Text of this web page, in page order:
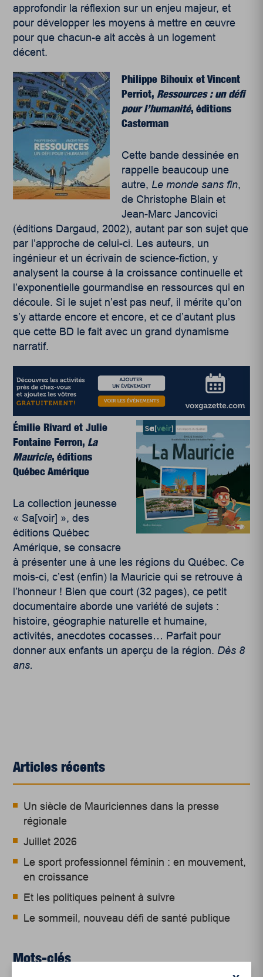
approfondir la réflexion sur un enjeu majeur, et
pour développer les moyens à mettre en œuvre
pour que chacun-e ait accès à un logement
décent.
Philippe Bihouix et Vincent
Perriot, Ressources : un défi
pour l’humanité, éditions
Casterman
Cette bande dessinée en
rappelle beaucoup une
autre, Le monde sans fin,
de Christophe Blain et
Jean-Marc Jancovici
(éditions Dargaud, 2002), autant par son sujet que
par l’approche de celui-ci. Les auteurs, un
ingénieur et un écrivain de science-fiction, y
analysent la course à la croissance continuelle et
l’exponentielle gourmandise en ressources qui en
découle. Si le sujet n’est pas neuf, il mérite qu’on
s’y attarde encore et encore, et ce d’autant plus
que cette BD le fait avec un grand dynamisme
narratif.
Émilie Rivard et Julie
Fontaine Ferron, La
Mauricie, éditions
Québec Amérique
La collection jeunesse
« Sa[voir] », des
éditions Québec
Amérique, se consacre
à présenter une à une les régions du Québec. Ce
mois-ci, c’est (enfin) la Mauricie qui se retrouve à
l’honneur ! Bien que court (32 pages), ce petit
documentaire aborde une variété de sujets :
histoire, géographie naturelle et humaine,
activités, anecdotes cocasses… Parfait pour
donner aux enfants un aperçu de la région. Dès 8
ans.
Articles récents
Un siècle de Mauriciennes dans la presse
régionale
Juillet 2026
Le sport professionnel féminin : en mouvement,
en croissance
Et les politiques peinent à suivre
Le sommeil, nouveau défi de santé publique
Mots-clés